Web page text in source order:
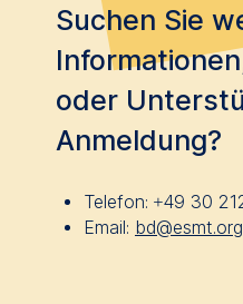
Suchen Sie
oder
Anmeldung?
Telefon: +49 30
Email: bd@esmt.org